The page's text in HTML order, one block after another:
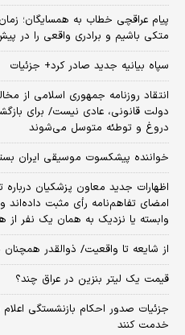
پیام عراقچی خطاب به همسایگان؛
متکی باشیم و برادری واقعی را در
سپاه بیانیه جدید صادر کرد+ جزئیات
انتقاد روزنامه جمهوری اسلامی از
دولت قانونی، عادی نیست/ برای
دروغ و توطئه متوسل می‌شوند
خواننده پیشکسوت موسیقی ایران
امضای تفاهم‌نامه رأی مثبت
وابسته یا نزدیک به همان یک نفر از
از شایعه تا واقعیت/ ذوالقدر
قیمت یک لیتر بنزین در عراق چند؟
خدمت کنند